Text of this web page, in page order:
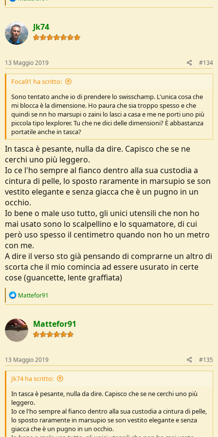
e
c
t
i
o
s
:
Jk74
13 Maggio 2019 #134
Foca91 ha scritto:
Sono tentato anche io di prendere lo swisschamp. L'unica cosa che
mi blocca è la dimensione. Ho paura che sia troppo spesso e che
quindi se nn ho marsupi o zaini lo lasci a casa e me ne porti uno più
piccola tipo lexplorer. Tu che ne dici delle dimensioni? È abbastanza
portatile anche in tasca?
In tasca è pesante, nulla da dire. Capisco che se ne
cerchi uno più leggero.
Io ce l'ho sempre al fianco dentro alla sua custodia a
cintura di pelle, lo sposto raramente in marsupio se son
vestito elegante e senza giacca che è un pugno in un
occhio.
Io bene o male uso tutto, gli unici utensili che non ho
mai usato sono lo scalpellino e lo squamatore, di cui
però uso spesso il centimetro quando non ho un metro
con me.
A dire il verso sto già pensando di comprarne un altro di
scorta che il mio comincia ad essere usurato in certe
cose (guancette, lente graffiata)
R
e
c
t
i
o
s
:
Mattefor91
Mattefor91
13 Maggio 2019 #135
Jk74 ha scritto:
In tasca è pesante, nulla da dire. Capisco che se ne cerchi uno più
leggero.
Io ce l'ho sempre al fianco dentro alla sua custodia a cintura di pelle,
lo sposto raramente in marsupio se son vestito elegante e senza
giacca che è un pugno in un occhio.